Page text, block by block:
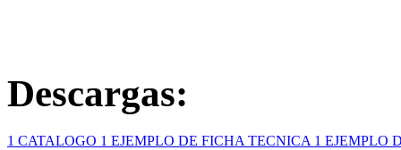
Descargas:
1 CATALOGO 1 EJEMPLO DE FICHA TECNICA 1 EJEMPLO